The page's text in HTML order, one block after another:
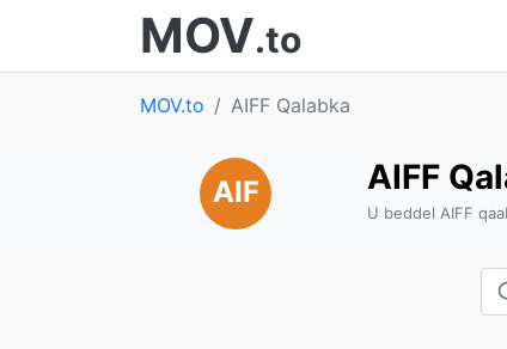
MOV.to
MOV.to AIFF Qalabka
AIF AIFF
U beddel AIFF